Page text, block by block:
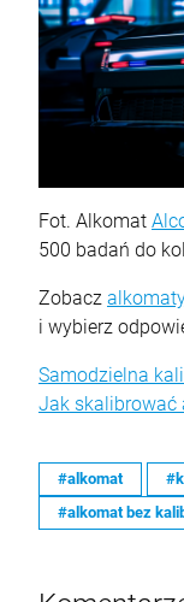
Fot. Alkomat
500 badań do
Zobacz
i wybierz
Samodzielna
Jak skalibrować
#alkomat
#alkomat bez